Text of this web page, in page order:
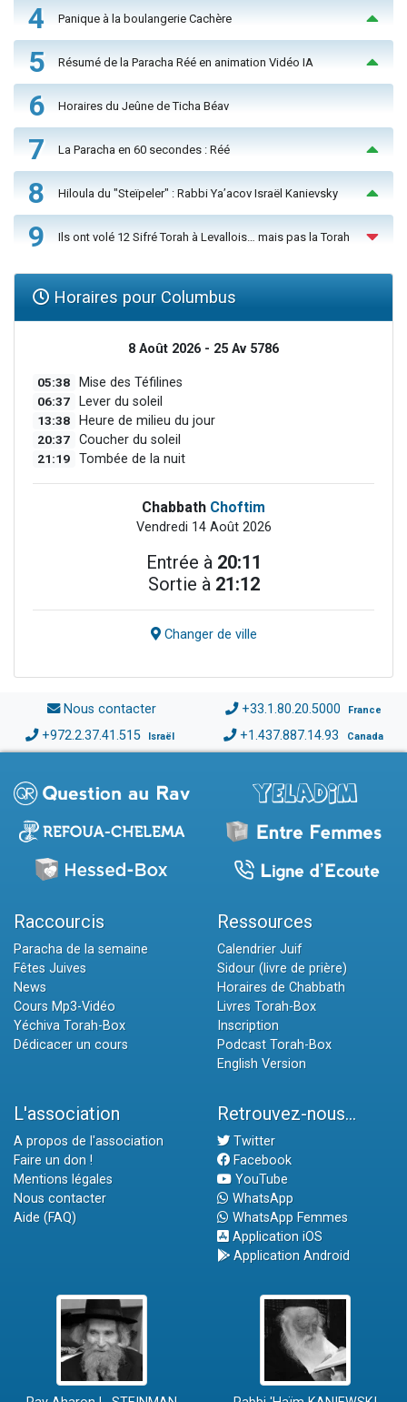
4 Panique à la boulangerie Cachère
5 Résumé de la Paracha Réé en animation Vidéo IA
6 Horaires du Jeûne de Ticha Béav
7 La Paracha en 60 secondes : Réé
8 Hiloula du "Steïpeler" : Rabbi Ya’acov Israël Kanievsky
9 Ils ont volé 12 Sifré Torah à Levallois… mais pas la Torah
Horaires pour Columbus
8 Août 2026 - 25 Av 5786
05:38 Mise des Téfilines
06:37 Lever du soleil
13:38 Heure de milieu du jour
20:37 Coucher du soleil
21:19 Tombée de la nuit
Chabbath Choftim
Vendredi 14 Août 2026
Entrée à 20:11
Sortie à 21:12
Changer de ville
Nous contacter +33.1.80.20.5000 France
+972.2.37.41.515 Israël +1.437.887.14.93 Canada
Raccourcis
Paracha de la semaine
Fêtes Juives
News
Cours Mp3-Vidéo
Yéchiva Torah-Box
Dédicacer un cours
Ressources
Calendrier Juif
Sidour (livre de prière)
Horaires de Chabbath
Livres Torah-Box
Inscription
Podcast Torah-Box
English Version
L'association
A propos de l'association
Faire un don !
Mentions légales
Nous contacter
Aide (FAQ)
Retrouvez-nous...
Twitter
Facebook
YouTube
WhatsApp
WhatsApp Femmes
Application iOS
Application Android